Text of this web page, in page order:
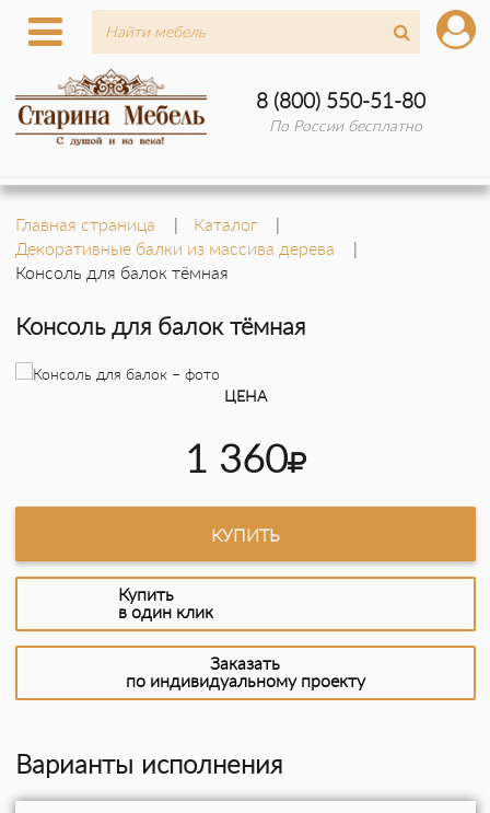
8 (800) 550-51-80
По России бесплатно
Главная страница
Каталог
Декоративные балки из массива дерева
Консоль для балок тёмная
Консоль для балок тёмная
ЦЕНА
1 360
КУПИТЬ
Купить
в один клик
Заказать
по индивидуальному проекту
Варианты исполнения